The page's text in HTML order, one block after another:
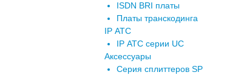
ISDN BRI платы
Платы транскодинга
IP АТС
IP АТС серии UC
Аксессуары
Серия сплиттеров SP